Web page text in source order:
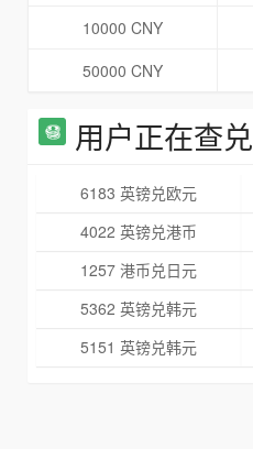
10000 CNY
50000 CNY
用户正在查兑
6183 英镑兑欧元
4022 英镑兑港币
1257 港币兑日元
5362 英镑兑韩元
5151 英镑兑韩元